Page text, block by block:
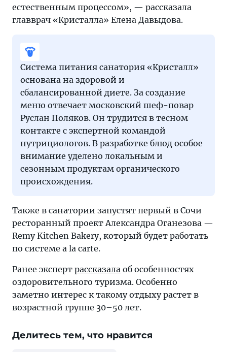
естественным процессом», — рассказала
главврач «Кристалла» Елена Давыдова.
Система питания санатория «Кристалл»
основана на здоровой и
сбалансированной диете. За создание
меню отвечает московский шеф-повар
Руслан Поляков. Он трудится в тесном
контакте с экспертной командой
нутрициологов. В разработке блюд особое
внимание уделено локальным и
сезонным продуктам органического
происхождения.
Также в санатории запустят первый в Сочи
ресторанный проект Александра Оганезова —
Remy Kitchen Bakery, который будет работать
по системе a la carte.
Ранее эксперт рассказала об особенностях
оздоровительного туризма. Особенно
заметно интерес к такому отдыху растет в
возрастной группе 30–50 лет.
Делитесь тем, что нравится